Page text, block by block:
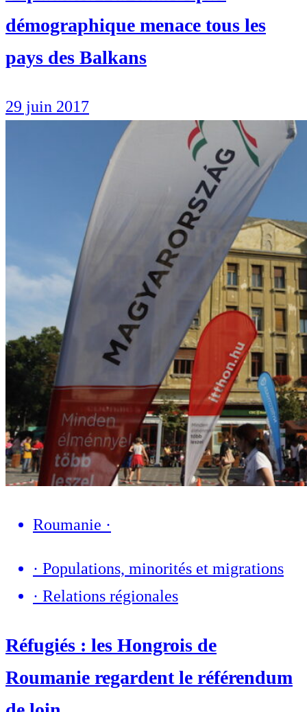
démographique menace tous les
pays des Balkans
29 juin 2017
Roumanie ·
· Populations, minorités et migrations
· Relations régionales
Réfugiés : les Hongrois de
Roumanie regardent le référendum